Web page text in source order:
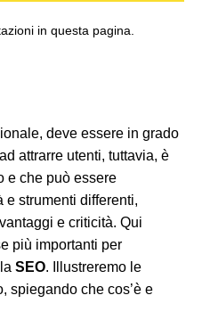
in questa pagina.
deve essere in grado
attrarre utenti, tuttavia, è
e che può essere
e strumenti differenti,
e criticità. Qui
più importanti per
SEO. Illustreremo le
spiegando che cos’è e